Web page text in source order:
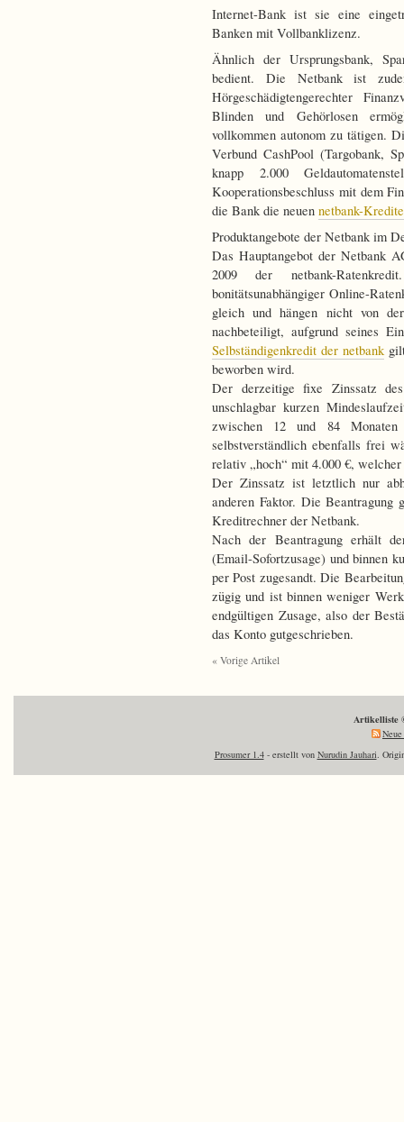
Internet-Bank ist sie eine
Banken mit Vollbanklizenz.
Ähnlich der Ursprungsbank,
bedient. Die Netbank ist
Hörgeschädigtengerechter
Blinden und Gehörlosen
vollkommen autonom zu tätigen.
Verbund CashPool (Targobank,
knapp 2.000
Kooperationsbeschluss mit dem
die Bank die neuen netbank-Kredite
Produktangebote der Netbank im
Das Hauptangebot der Netbank
2009 der netbank-
bonitätsunabhängiger Online-
gleich und hängen nicht von
nachbeteiligt, aufgrund seines
Selbständigenkredit der netbankgilt
beworben wird.
Der derzeitige fixe Zinssatz
unschlagbar kurzen
zwischen 12 und 84
selbstverständlich ebenfalls frei
relativ „hoch“ mit 4.000 €,
Der Zinssatz ist letztlich nur
anderen Faktor. Die Beantragung
Kreditrechner der Netbank.
Nach der Beantragung erhält
(Email-Sofortzusage) und binnen
per Post zugesandt. Die
zügig und ist binnen weniger
endgültigen Zusage, also der
das Konto gutgeschrieben.
« Vorige Artikel
Artikelliste
Prosumer 1.4- erstellt von Nurudin Jauhari.